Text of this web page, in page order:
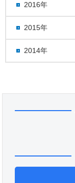
2016年
2015年
2014年